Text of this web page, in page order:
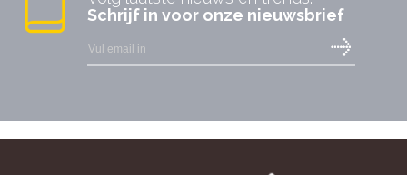
Schrijf in voor onze nieuwsbrief